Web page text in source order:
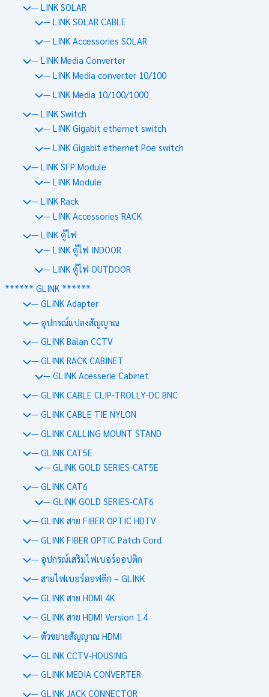
— LINK SOLAR
— LINK SOLAR CABLE
— LINK Accessories SOLAR
— LINK Media Converter
— LINK Media converter 10/100
— LINK Media 10/100/1000
— LINK Switch
— LINK Gigabit ethernet switch
— LINK Gigabit ethernet Poe switch
— LINK SFP Module
— LINK Module
— LINK Rack
— LINK Accessories RACK
— LINK ตู้ไฟ
— LINK ตู้ไฟ INDOOR
— LINK ตู้ไฟ OUTDOOR
****** GLINK ******
— GLINK Adapter
— อุปกรณ์แปลงสัญญาณ
— GLINK Balan CCTV
— GLINK RACK CABINET
— GLINK Acesserie Cabinet
— GLINK CABLE CLIP-TROLLY-DC BNC
— GLINK CABLE TIE NYLON
— GLINK CALLING MOUNT STAND
— GLINK CAT5E
— GLINK GOLD SERIES-CAT5E
— GLINK CAT6
— GLINK GOLD SERIES-CAT6
— GLINK สาย FIBER OPTIC HDTV
— GLINK FIBER OPTIC Patch Cord
— อุปกรณ์เสริมไฟเบอร์ออปติก
— สายไฟเบอร์ออฟติก – GLINK
— GLINK สาย HDMI 4K
— GLINK สาย HDMI Version 1.4
— ตัวขยายสัญญาณ HDMI
— GLINK CCTV-HOUSING
— GLINK MEDIA CONVERTER
— GLINK JACK CONNECTOR